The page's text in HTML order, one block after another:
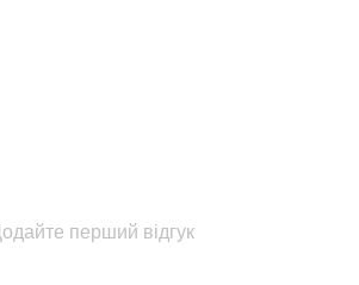
перший відгук